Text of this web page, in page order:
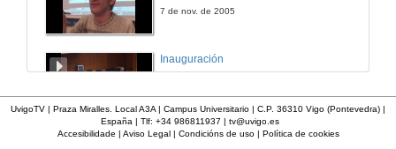
¿Igualdade de xénero en política?
Conferencia
7 de nov. de 2005
Inauguración
UvigoTV | Praza Miralles. Local A3A | Campus Universitario | C.P. 36310 Vigo (Pontevedra) |
España | Tlf: +34 986811937 | tv@uvigo.es
Accesibilidade | Aviso Legal| Condicións de uso| Política de cookies